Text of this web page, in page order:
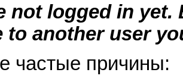
not logged in
to another user
частые причины: